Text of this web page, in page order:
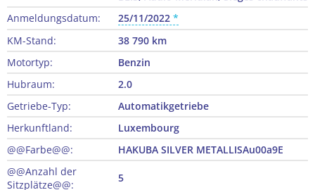
Anmeldungsdatum:
25/11/2022
KM-Stand:
38 790 km
Motortyp:
Benzin
Hubraum:
2.0
Getriebe-Typ:
Automatikgetriebe
Herkunftland:
Luxembourg
@@Farbe@@:
HAKUBA SILVER METALLISAu00a9E
@@Anzahl der
Sitzplätze@@:
5